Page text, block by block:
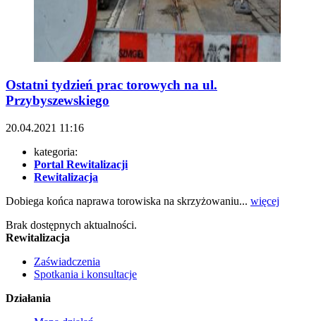
Ostatni tydzień prac torowych na ul.
Przybyszewskiego
20.04.2021 11:16
kategoria:
Portal Rewitalizacji
Rewitalizacja
Dobiega końca naprawa torowiska na skrzyżowaniu... więcej
Brak dostępnych aktualności.
Rewitalizacja
Zaświadczenia
Spotkania i konsultacje
Działania